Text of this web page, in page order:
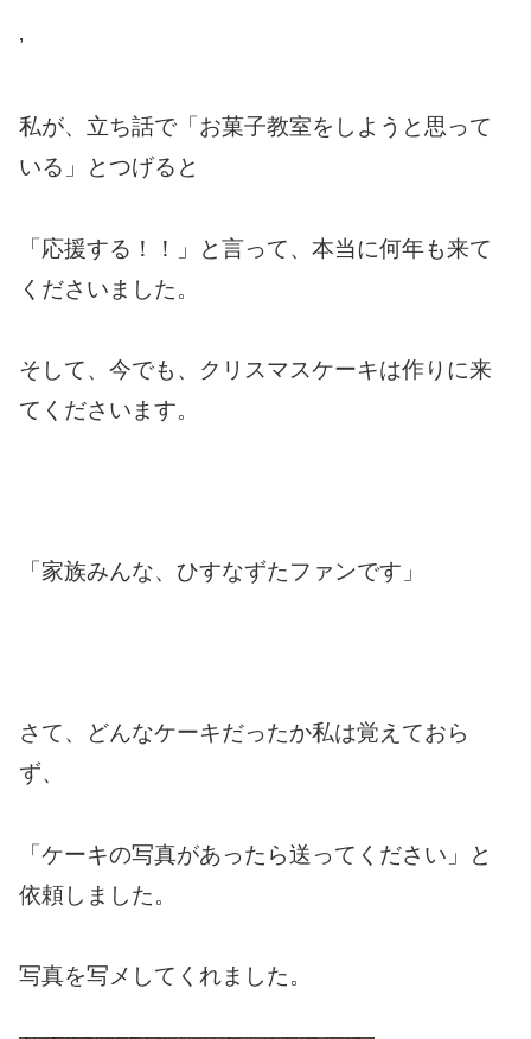
’
私が、立ち話で「お菓子教室をしようと思って
いる」とつげると
「応援する！！」と言って、本当に何年も来て
くださいました。
そして、今でも、クリスマスケーキは作りに来
てくださいます。
「家族みんな、ひすなずたファンです」
さて、どんなケーキだったか私は覚えておら
ず、
「ケーキの写真があったら送ってください」と
依頼しました。
写真を写メしてくれました。